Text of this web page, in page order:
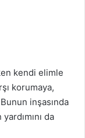
kendi elimle
korumaya,
inşasında
da